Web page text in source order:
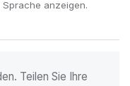
anzeigen.
Teilen Sie Ihre